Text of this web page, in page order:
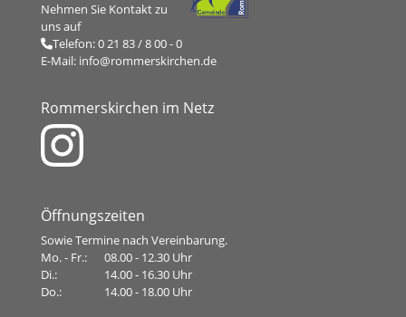
Nehmen Sie Kontakt zu
uns auf
Telefon:0 21 83 / 8 00 - 0
E-Mail: info@rommerskirchen.de
Rommerskirchen im Netz
Öffnungszeiten
Sowie Termine nach Vereinbarung.
Mo. - Fr.:
08.00 - 12.30 Uhr
Di.:
14.00 - 16.30 Uhr
Do.:
14.00 - 18.00 Uhr